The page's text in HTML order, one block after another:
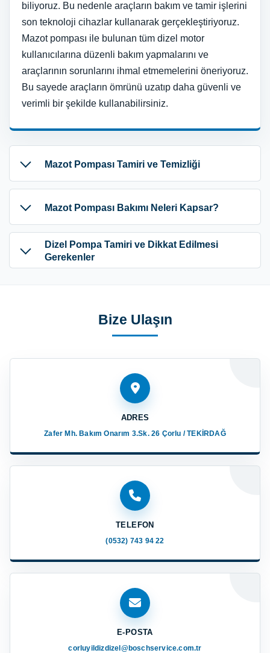
biliyoruz. Bu nedenle araçların bakım ve tamir işlerini
son teknoloji cihazlar kullanarak gerçekleştiriyoruz.
Mazot pompası ile bulunan tüm dizel motor
kullanıcılarına düzenli bakım yapmalarını ve
araçlarının sorunlarını ihmal etmemelerini öneriyoruz.
Bu sayede araçların ömrünü uzatıp daha güvenli ve
verimli bir şekilde kullanabilirsiniz.
Mazot Pompası Tamiri ve Temizliği
Mazot Pompası Bakımı Neleri Kapsar?
Dizel Pompa Tamiri ve Dikkat Edilmesi
Gerekenler
Bize Ulaşın
ADRES
Zafer Mh. Bakım Onarım 3.Sk. 26 Çorlu / TEKİRDAĞ
TELEFON
(0532) 743 94 22
E-POSTA
corluyildizdizel@boschservice.com.tr